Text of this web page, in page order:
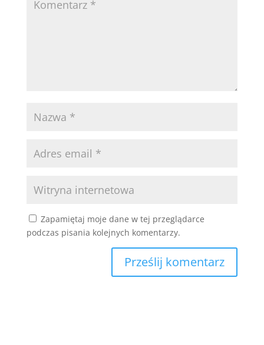
Zapamiętaj moje dane w tej przeglądarce
podczas pisania kolejnych komentarzy.